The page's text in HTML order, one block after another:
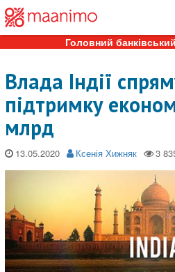
Головний
Влада Індії
підтримку
млрд
13.05.2020 Ксенія Хижняк